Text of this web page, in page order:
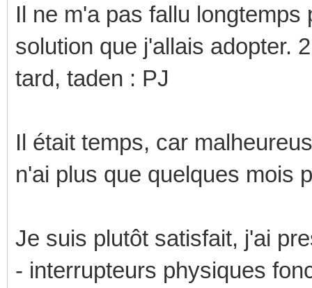
Il ne m'a pas fallu
solution que j'allais adopter.
tard, taden : PJ
Il était temps, car
n'ai plus que quelques mois
Je suis plutôt satisfait, j'ai
- interrupteurs physiques